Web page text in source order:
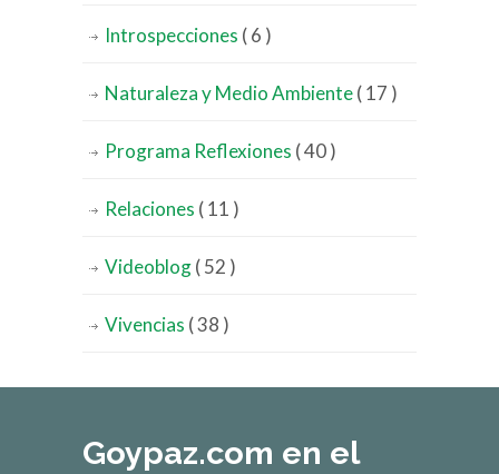
Introspecciones ( 6 )
Naturaleza y Medio Ambiente( 17 )
Programa Reflexiones ( 40 )
Relaciones ( 11 )
Videoblog( 52 )
Vivencias ( 38 )
Goypaz.com en el